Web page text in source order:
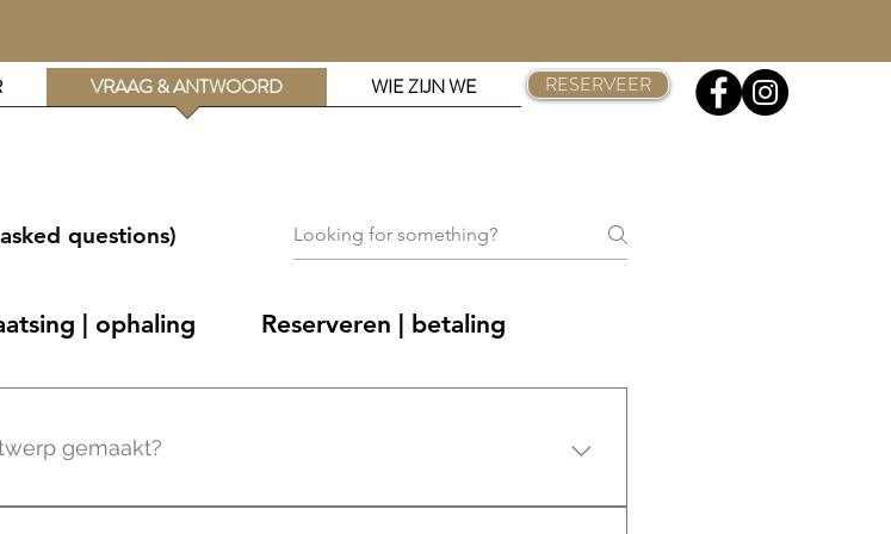
VRAAG & ANTWOORD WIE ZIJN WE RESERVEER
questions)
| ophaling Reserveren | betaling
gemaakt?
weken op voorhand. Om het ontwerp te maken vragen we een